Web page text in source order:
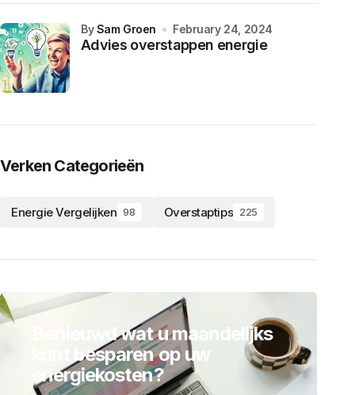
Advies overstappen energie
bySam Groen February 24, 2024
Verken Categorieën
Energie Vergelijken 98 Overstaptips 225
Benieuwd wat u maandelijks
kunt besparen op uw
energiekosten?